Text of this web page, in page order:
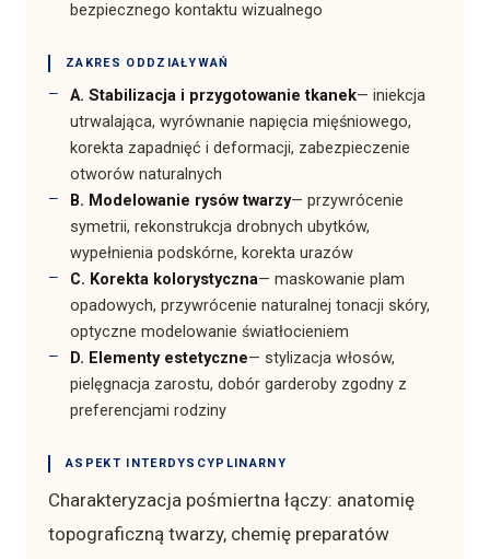
bezpiecznego kontaktu wizualnego
ZAKRES ODDZIAŁYWAŃ
A. Stabilizacja i przygotowanie tkanek— iniekcja
utrwalająca, wyrównanie napięcia mięśniowego,
korekta zapadnięć i deformacji, zabezpieczenie
otworów naturalnych
B. Modelowanie rysów twarzy— przywrócenie
symetrii, rekonstrukcja drobnych ubytków,
wypełnienia podskórne, korekta urazów
C. Korekta kolorystyczna— maskowanie plam
opadowych, przywrócenie naturalnej tonacji skóry,
optyczne modelowanie światłocieniem
D. Elementy estetyczne— stylizacja włosów,
pielęgnacja zarostu, dobór garderoby zgodny z
preferencjami rodziny
ASPEKT INTERDYSCYPLINARNY
Charakteryzacja pośmiertna łączy: anatomię
topograficzną twarzy, chemię preparatów